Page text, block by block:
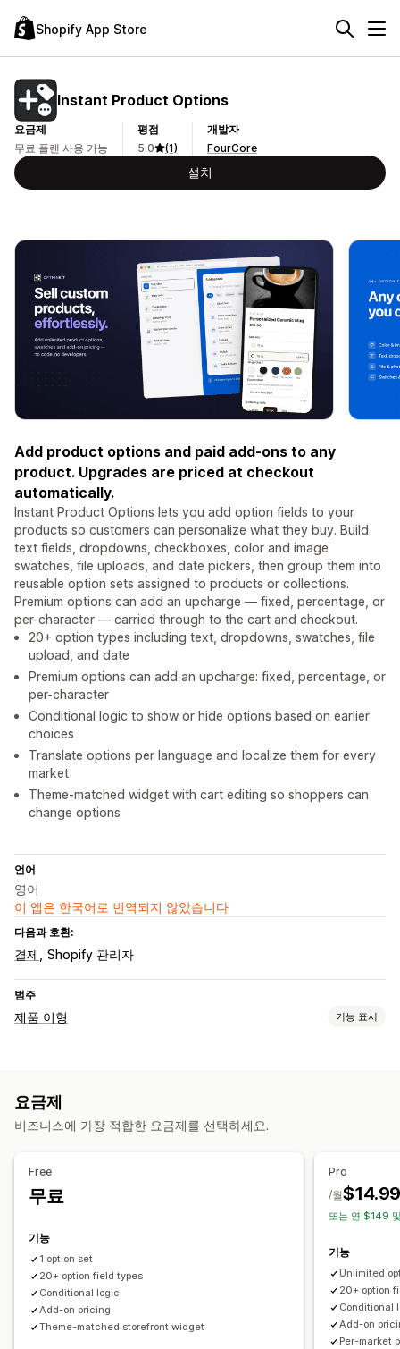
Shopify App Store
Instant Product Options
요금제
무료 플랜 사용 가능
평점
5.0
(1)
개발자
FourCore
설치
Add product options and paid add-ons to any
product. Upgrades are priced at checkout
automatically.
Instant Product Options lets you add option fields to your
products so customers can personalize what they buy. Build
text fields, dropdowns, checkboxes, color and image
swatches, file uploads, and date pickers, then group them into
reusable option sets assigned to products or collections.
Premium options can add an upcharge — fixed, percentage, or
per-character — carried through to the cart and checkout.
20+ option types including text, dropdowns, swatches, file
upload, and date
Premium options can add an upcharge: fixed, percentage, or
per-character
Conditional logic to show or hide options based on earlier
choices
Translate options per language and localize them for every
market
Theme-matched widget with cart editing so shoppers can
change options
언어
영어
이 앱은 한국어로 번역되지 않았습니다
다음과 호환:
결제 Shopify 관리자
범주
제품 이형 기능 표시
숫자 라디오 버튼
미리 보기
번역 이형 상품 표시
조건제 가격 책정
프리미엄 추가 요금
요금제
비즈니스에 가장 적합한 요금제를 선택하세요.
Free
무료
기능
1 option set
20+ option field types
Conditional logic
Add-on pricing
Theme-matched storefront widget
Pro
/월
또는 연 $149
기능
Unlimited
20+ option
Conditional
Add-on
Per-market